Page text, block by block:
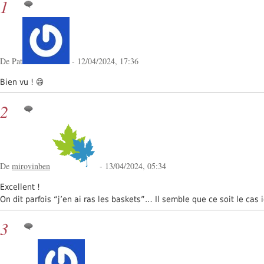
1
De Pat - 12/04/2024, 17:36
Bien vu ! 😄
2
De mirovinben - 13/04/2024, 05:34
Excellent !
On dit parfois “j’en ai ras les baskets”… Il semble que ce soit le cas
3